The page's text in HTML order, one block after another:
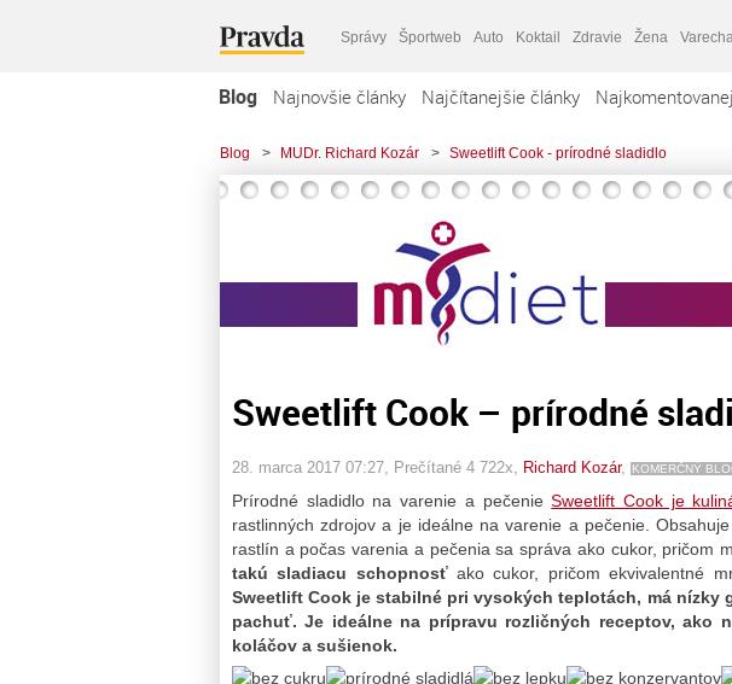
Správy Športweb Auto Koktail Zdravie Žena Varecha
Blog Najnovšie články Najčítanejšie články
Blog > MUDr. Richard Kozár > Sweetlift Cook - prírodné sladidlo
Sweetlift Cook – prírodné
28. marca 2017 07:27 , Prečítané 4 722x, Richard Kozár, KOMERČNÝ
Prírodné sladidlo na varenie a pečenieSweetlift Cook je
rastlinných zdrojov a je ideálne na varenie a pečenie.
rastlín a počas varenia a pečenia sa správa ako cukor, pričom
takú sladiacu schopnosťako cukor, pričom ekvivalentné
Sweetlift Cook je stabilné pri vysokých teplotách, má nízky
pachuť. Je ideálne na prípravu rozličných receptov, ako
koláčov a sušienok.